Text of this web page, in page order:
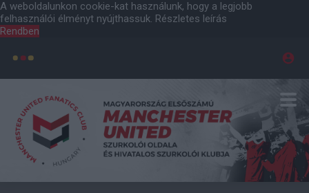
A weboldalunkon cookie-kat használunk, hogy a legjobb
felhasználói élményt nyújthassuk. Részletes leírás
Rendben